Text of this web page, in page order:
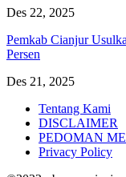
Des 22, 2025
Pemkab Cianjur
Persen
Des 21, 2025
Tentang Kami
DISCLAIMER
PEDOMAN
Privacy Policy